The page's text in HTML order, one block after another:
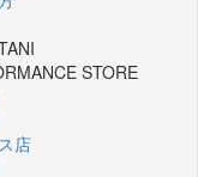
STORE
店